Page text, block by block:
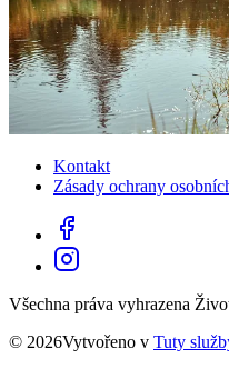
Kontakt
Zásady ochrany
Všechna práva vyhrazena
© 2026Vytvořeno v Tuty